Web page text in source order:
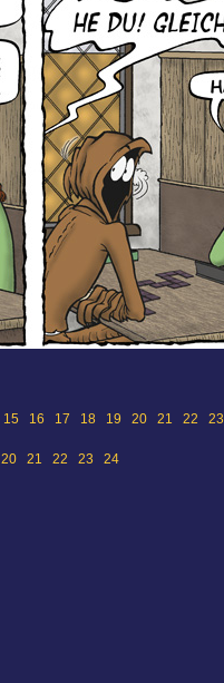
15 16 17 18 19 20 21 22 23
20 21 22 23 24